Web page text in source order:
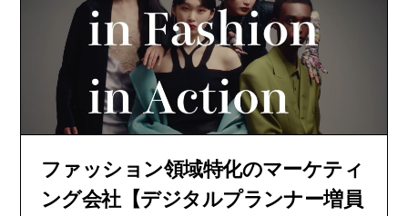
ファッション領域特化のマーケティ
ング会社【デジタルプランナー増員